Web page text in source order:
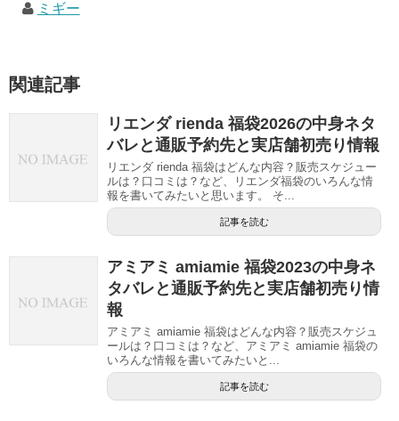
ミギー
関連記事
リエンダ rienda 福袋2026の中身ネタ
バレと通販予約先と実店舗初売り情報
リエンダ rienda 福袋はどんな内容？販売スケジュー
ルは？口コミは？など、リエンダ福袋のいろんな情
報を書いてみたいと思います。 そ...
記事を読む
アミアミ amiamie 福袋2023の中身ネ
タバレと通販予約先と実店舗初売り情
報
アミアミ amiamie 福袋はどんな内容？販売スケジュ
ールは？口コミは？など、アミアミ amiamie 福袋の
いろんな情報を書いてみたいと...
記事を読む